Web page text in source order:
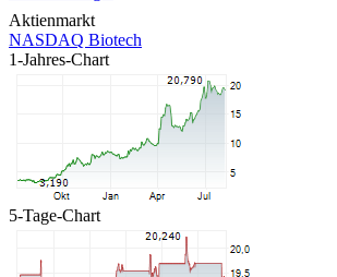
Aktienmarkt
NASDAQ Biotech
1-Jahres-Chart
5-Tage-Chart